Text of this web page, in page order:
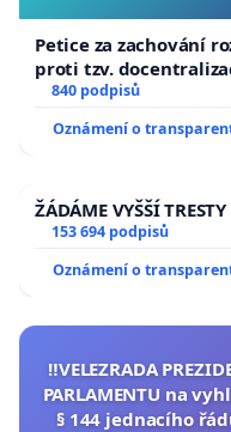
Petice za zachování
proti tzv.
840 podpisů
Oznámení o
ŽÁDÁME VYŠŠÍ
153 694 podpisů
Oznámení o
‼️VELEZRADA
PARLAMENTU na
§ 144 jednacího